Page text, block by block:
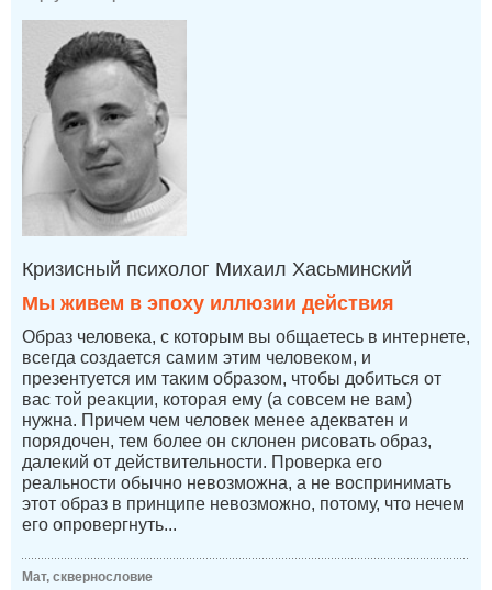
Кризисный психолог Михаил Хасьминский
Мы живем в эпоху иллюзии действия
Образ человека, с которым вы общаетесь в интернете,
всегда создается самим этим человеком, и
презентуется им таким образом, чтобы добиться от
вас той реакции, которая ему (а совсем не вам)
нужна. Причем чем человек менее адекватен и
порядочен, тем более он склонен рисовать образ,
далекий от действительности. Проверка его
реальности обычно невозможна, а не воспринимать
этот образ в принципе невозможно, потому, что нечем
его опровергнуть...
Мат, сквернословие